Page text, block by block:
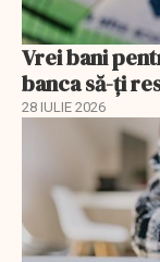
Vrei bani
banca să-ți
28 IULIE 2026